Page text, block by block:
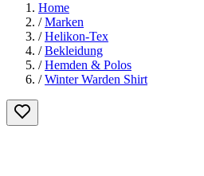
Home
/ Marken
/ Helikon-Tex
/ Bekleidung
/ Hemden & Polos
/ Winter Warden Shirt